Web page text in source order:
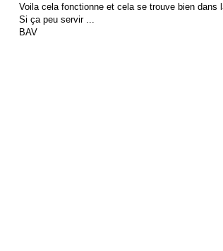
Voila cela fonctionne et cela se trouve bien dans
Si ça peu servir ...
BAV